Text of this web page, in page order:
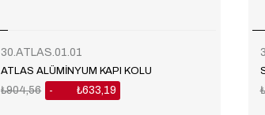
30.ATLAS.01.01
ATLAS ALÜMİNYUM KAPI KOLU
₺633,19
₺904,56